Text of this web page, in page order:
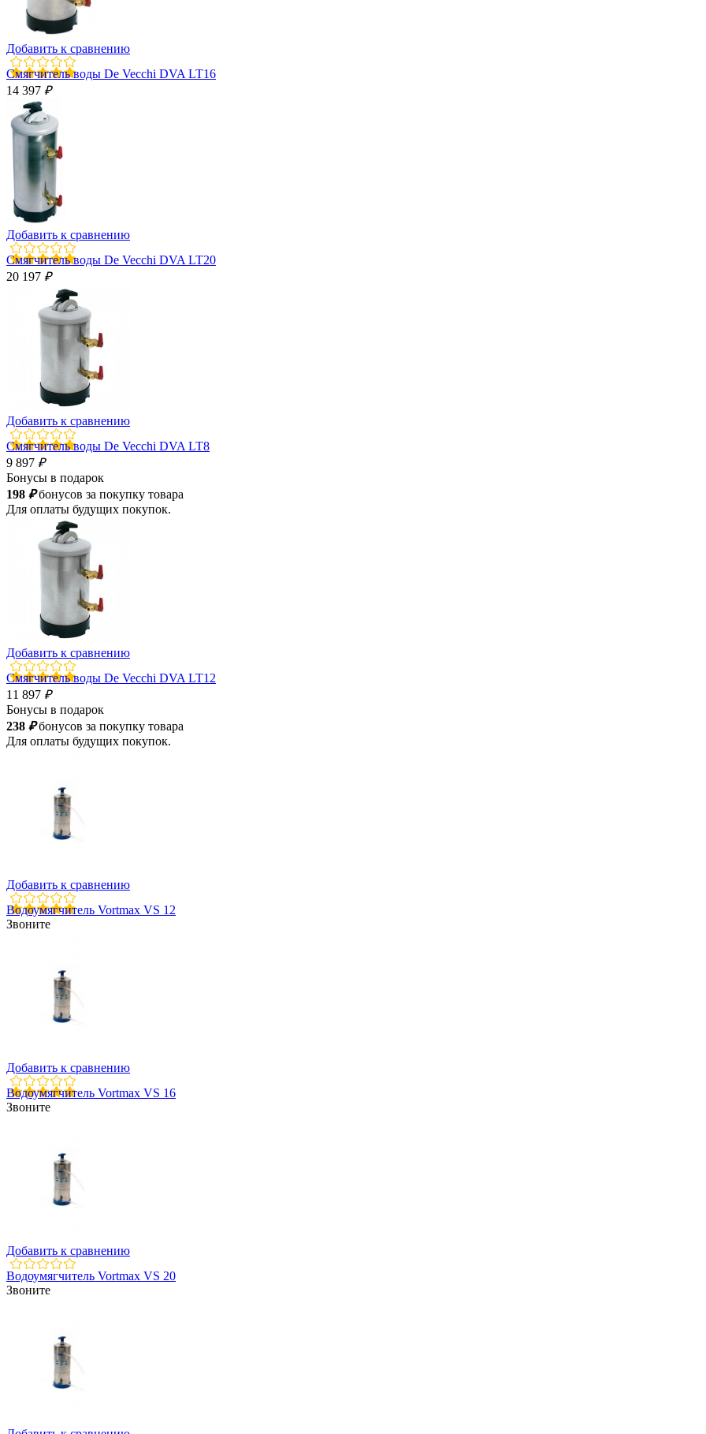
Добавить к сравнению
Смягчитель воды De Vecchi DVA LT16
14 397 ₽
Добавить к сравнению
Смягчитель воды De Vecchi DVA LT20
20 197 ₽
Добавить к сравнению
Смягчитель воды De Vecchi DVA LT8
9 897 ₽
Бонусы в подарок
198 ₽бонусов за покупку товара
Для оплаты будущих покупок.
Добавить к сравнению
Смягчитель воды De Vecchi DVA LT12
11 897 ₽
Бонусы в подарок
238 ₽бонусов за покупку товара
Для оплаты будущих покупок.
Добавить к сравнению
Водоумягчитель Vortmax VS 12
Звоните
Добавить к сравнению
Водоумягчитель Vortmax VS 16
Звоните
Добавить к сравнению
Водоумягчитель Vortmax VS 20
Звоните